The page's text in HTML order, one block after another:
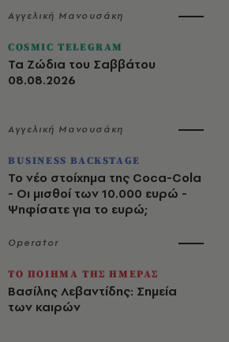
Αγγελική Μανουσάκη
COSMIC TELEGRAM
Τα Ζώδια του Σαββάτου
08.08.2026
Αγγελική Μανουσάκη
BUSINESS BACKSTAGE
Το νέο στοίχημα της Coca-Cola
- Οι μισθοί των 10.000 ευρώ -
Ψηφίσατε για το ευρώ;
Operator
ΤΟ ΠΟΙΗΜΑ ΤΗΣ ΗΜΕΡΑΣ
Βασίλης Λεβαντίδης: Σημεία
των καιρών